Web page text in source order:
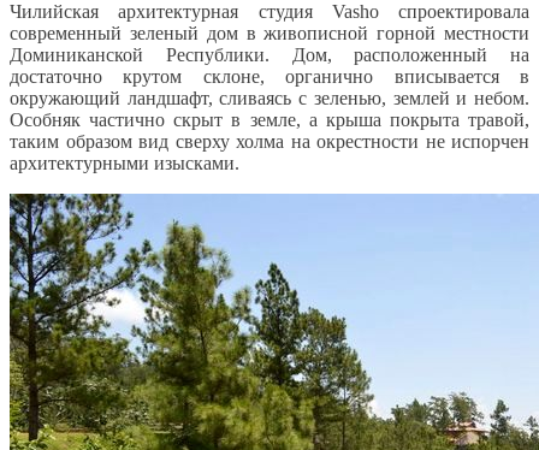
Чилийская архитектурная студия Vasho спроектировала
современный зеленый дом в живописной горной местности
Доминиканской Республики. Дом, расположенный на
достаточно крутом склоне, органично вписывается в
окружающий ландшафт, сливаясь с зеленью, землей и небом.
Особняк частично скрыт в земле, а крыша покрыта травой,
таким образом вид сверху холма на окрестности не испорчен
архитектурными изысками.